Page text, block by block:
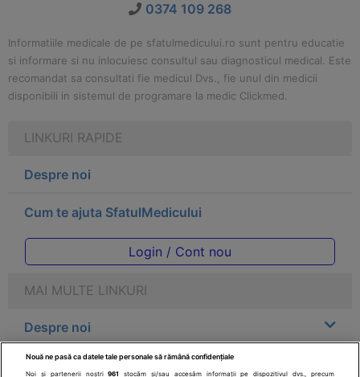
0374 109 268
Informatiile medicale de pe sfatulmedicului.ro sunt pentru educatie
si informare si nu inlocuiesc consultul sau diagnosticul medical. Este
recomandat sa consultati fie medicul Dvs., fie unul din medicii
disponibili in sistemul de programare la medic Clickmed.
LINKURI RAPIDE
Despre noi
Cum te ajuta SfatulMedicului
Login / Cont nou
MAI MULTE LINKURI
Despre noi
Legal
Nouă ne pasă ca datele tale personale să rămână confidențiale
Noi și partenerii noștri961 stocăm și/sau accesăm informații pe dispozitivul dvs., precum